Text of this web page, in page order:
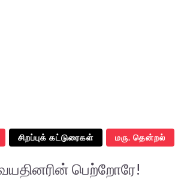
சிறப்புக் கட்டுரைகள் மரு. தென்றல்
பெற்றோரே!